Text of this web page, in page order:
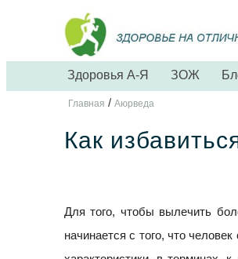
Здоровья А-Я ЗОЖ
Главная / Аюрведа
Как
Для того, чтобы вылечить
начинается с того, что